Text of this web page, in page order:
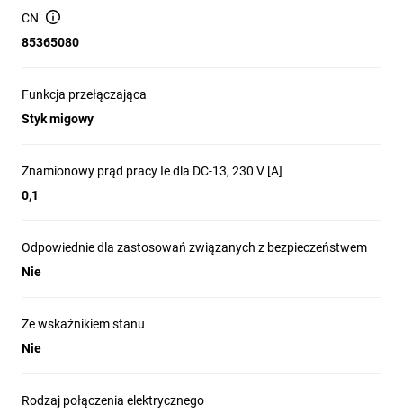
CN
85365080
Funkcja przełączająca
Styk migowy
Znamionowy prąd pracy Ie dla DC-13, 230 V [A]
0,1
Odpowiednie dla zastosowań związanych z bezpieczeństwem
Nie
Ze wskaźnikiem stanu
Nie
Rodzaj połączenia elektrycznego